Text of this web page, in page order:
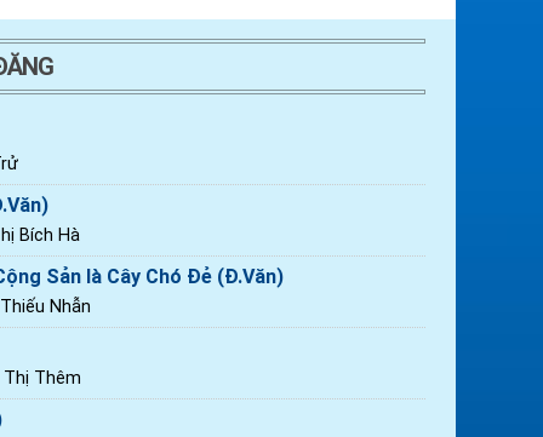
Bích Hà
Sản là Cây Chó Đẻ (Đ.Văn)
Nhẫn
Thị Thêm